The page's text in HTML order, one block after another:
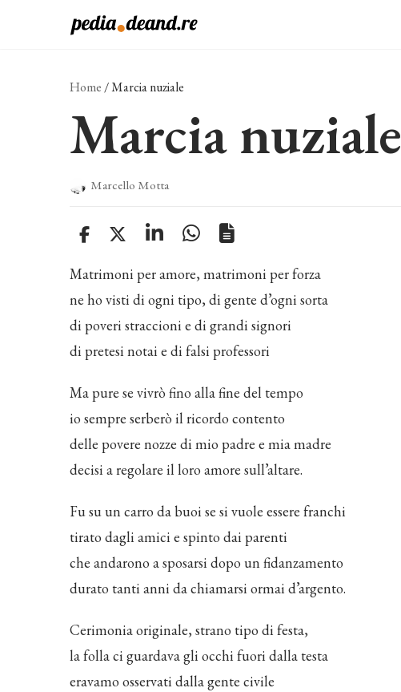
Home /Marcia nuziale
Marcia nuziale
Marcello Motta
Matrimoni per amore, matrimoni per forza
ne ho visti di ogni tipo, di gente d’ogni sorta
di poveri straccioni e di grandi signori
di pretesi notai e di falsi professori
Ma pure se vivrò fino alla fine del tempo
io sempre serberò il ricordo contento
delle povere nozze di mio padre e mia madre
decisi a regolare il loro amore sull’altare.
Fu su un carro da buoi se si vuole essere franchi
tirato dagli amici e spinto dai parenti
che andarono a sposarsi dopo un fidanzamento
durato tanti anni da chiamarsi ormai d’argento.
Cerimonia originale, strano tipo di festa,
la folla ci guardava gli occhi fuori dalla testa
eravamo osservati dalla gente civile